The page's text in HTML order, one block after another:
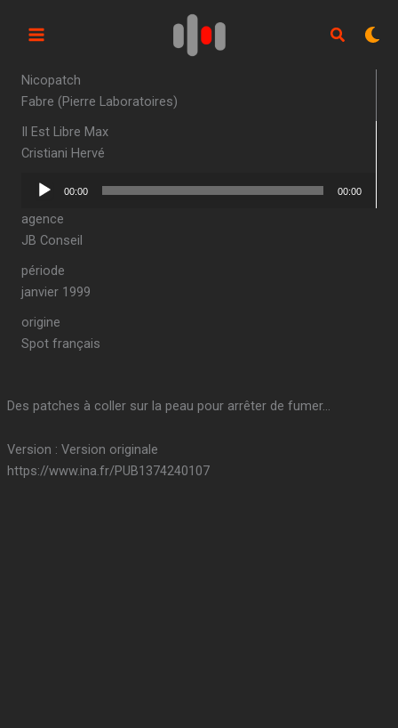
Nicopatch
Fabre (Pierre Laboratoires)
Il Est Libre Max
Cristiani Hervé
Lecteur
00:00 00:00
agence
JB Conseil
période
janvier 1999
origine
Spot français
Des patches à coller sur la peau pour arrêter de fumer…
Version : Version originale
https://www.ina.fr/PUB1374240107